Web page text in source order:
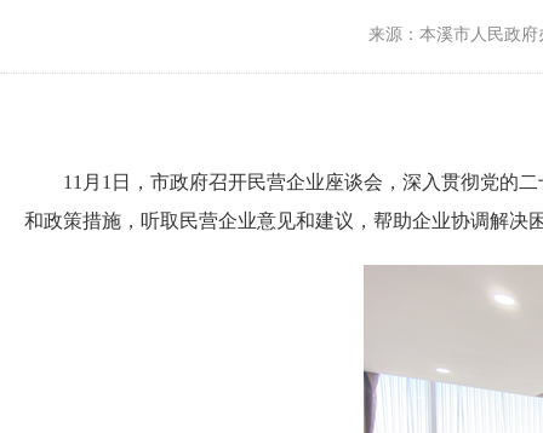
来源：本溪市人民政
11月1日，市政府召开民营企业座谈会，深入贯彻党的二
和政策措施，听取民营企业意见和建议，帮助企业协调解